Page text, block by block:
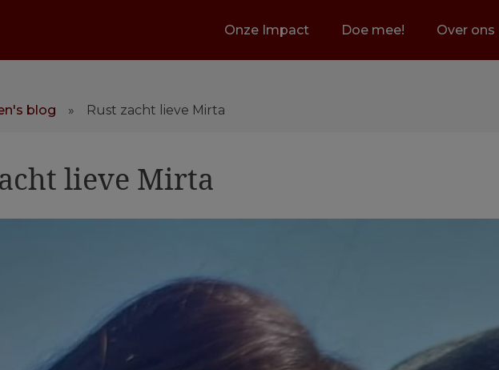
Onze Impact Doe mee! Over ons
blog » Rust zacht lieve Mirta
lieve Mirta